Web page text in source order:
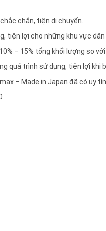
chắn, tiện di chuyển.
tiện lợi cho những khu vực
– 15% tổng khối lượng so
quá trình sử dụng, tiện lợi khi
– Made in Japan đã có uy